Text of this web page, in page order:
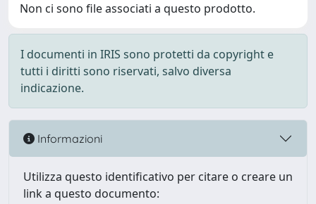
Non ci sono file associati a questo prodotto.
I documenti in IRIS sono protetti da copyright e
tutti i diritti sono riservati, salvo diversa
indicazione.
Informazioni
Utilizza questo identificativo per citare o creare un
link a questo documento: